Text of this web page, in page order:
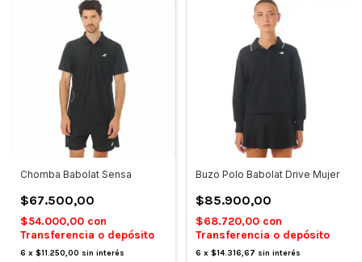
Chomba Babolat Sensa
$67.500,00
$54.000,00 con
Transferencia o depósito
6 x $11.250,00 sin interés
Buzo Polo Babolat Drive Mujer
$85.900,00
$68.720,00 con
Transferencia o depósito
6 x $14.316,67 sin interés